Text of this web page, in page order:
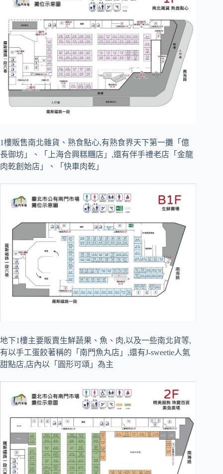
1樓販售南北雜貨、熟食點心,有熟食界天下第一攤「億
長御坊」、「上海合興糕糰店」,還有伴手禮老店「金龍
肉乾創始店」、「快車肉乾」
地下1樓主要販賣生鮮蔬果、魚、肉,以及一些南北貨等,
有以手工蛋餃著稱的「南門魚丸店」,還有J-sweetie人氣
甜點店,店內以「圓形可頌」為主